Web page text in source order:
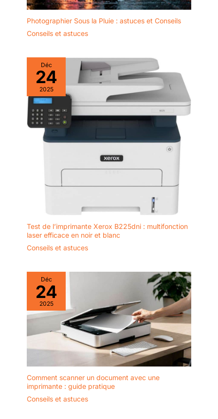
Photographier Sous la Pluie : astuces et Conseils
Conseils et astuces
Déc
24
2025
Test de l’imprimante Xerox B225dni : multifonction
laser efficace en noir et blanc
Conseils et astuces
Déc
24
2025
Comment scanner un document avec une
imprimante : guide pratique
Conseils et astuces